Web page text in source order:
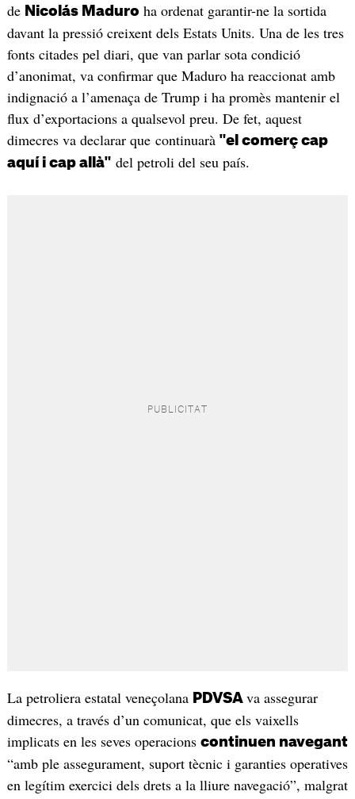
de Nicolás Maduro ha ordenat garantir-ne la sortida
davant la pressió creixent dels Estats Units. Una de les tres
fonts citades pel diari, que van parlar sota condició
d’anonimat, va confirmar que Maduro ha reaccionat amb
indignació a l’amenaça de Trump i ha promès mantenir el
flux d’exportacions a qualsevol preu. De fet, aquest
dimecres va declarar que continuarà"el comerç cap
aquí i cap allà" del petroli del seu país.
La petroliera estatal veneçolana PDVSA va assegurar
dimecres, a través d’un comunicat, que els vaixells
implicats en les seves operacions continuen navegant
“amb ple assegurament, suport tècnic i garanties operatives
en legítim exercici dels drets a la lliure navegació”, malgrat